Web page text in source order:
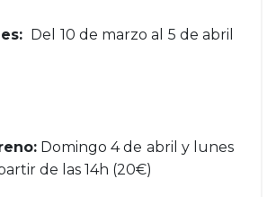
Del 10 de marzo al 5 de abril
Domingo 4 de abril y lunes
de las 14h (20€)